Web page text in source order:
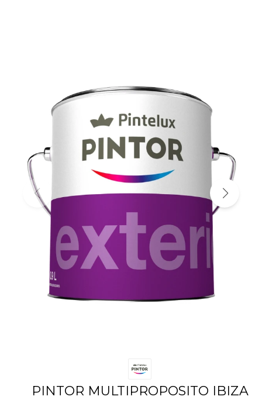
PINTOR MULTIPROPOSITO IBIZA